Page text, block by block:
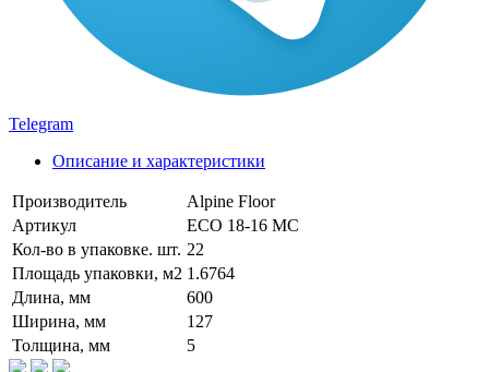
Telegram
Описание и характеристики
Производитель
Alpine Floor
Артикул
ECO 18-16 MC
Кол-во в упаковке. шт. 22
Площадь упаковки, м2 1.6764
Длина, мм
600
Ширина, мм
127
Толщина, мм
5